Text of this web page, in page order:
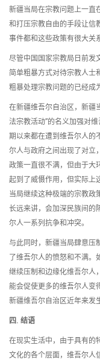
新疆当局在宗教问题上一直
和打压宗教自由的手段让信
事件都和这些政策有很大关
尽管中国国家宗教局日前发
简单粗暴方式对待宗教人士
粗暴处理宗教问题的已经成
在新疆维吾尔自治区，新疆
法宗教活动”的名义加强对
期以来都在遭到维吾尔人的
尔人与政府之间出现了对立
政策一直很不满，但由于大
起到了威慑作用，但实际上
当局继续这种极端的宗教政
长远来讲，会加深民族间的
尔人一系列抗争和冲突。
与此同时，新疆当局肆意压
了维吾尔人的愤怒和不满。
继续压制和边缘化维吾尔人
能会促使更多的维吾尔人变
新疆维吾尔自治区近年来发
四 . 结语
在现实生活中，由于具有的
文化的各个层面，维吾尔人